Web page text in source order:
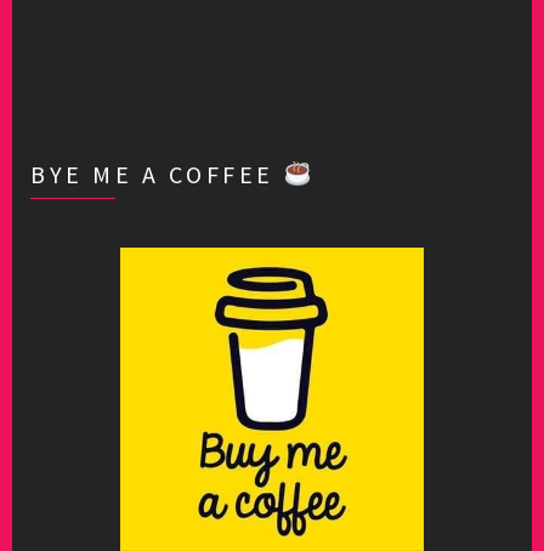
BYE ME A COFFEE